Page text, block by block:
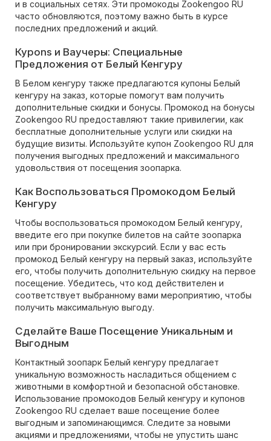
и в социальных сетях. Эти промокоды Zookengoo RU
часто обновляются, поэтому важно быть в курсе
последних предложений и акций.
Куpons и Ваучеры: Специальные
Предложения от Белый Кенгуру
В Белом кенгуру также предлагаются купоны Белый
кенгуру на заказ, которые помогут вам получить
дополнительные скидки и бонусы. Промокод на бонусы
Zookengoo RU предоставляют такие привилегии, как
бесплатные дополнительные услуги или скидки на
будущие визиты. Используйте купон Zookengoo RU для
получения выгодных предложений и максимального
удовольствия от посещения зоопарка.
Как Воспользоваться Промокодом Белый
Кенгуру
Чтобы воспользоваться промокодом Белый кенгуру,
введите его при покупке билетов на сайте зоопарка
или при бронировании экскурсий. Если у вас есть
промокод Белый кенгуру на первый заказ, используйте
его, чтобы получить дополнительную скидку на первое
посещение. Убедитесь, что код действителен и
соответствует выбранному вами мероприятию, чтобы
получить максимальную выгоду.
Сделайте Ваше Посещение Уникальным и
Выгодным
Контактный зоопарк Белый кенгуру предлагает
уникальную возможность насладиться общением с
животными в комфортной и безопасной обстановке.
Использование промокодов Белый кенгуру и купонов
Zookengoo RU сделает ваше посещение более
выгодным и запоминающимся. Следите за новыми
акциями и предложениями, чтобы не упустить шанс